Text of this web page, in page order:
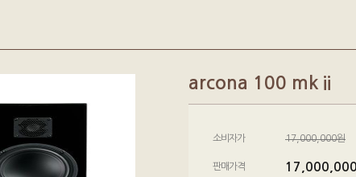
arcona 100 mk ii
소비자가 17,000,000원
판매가격 17,000,000